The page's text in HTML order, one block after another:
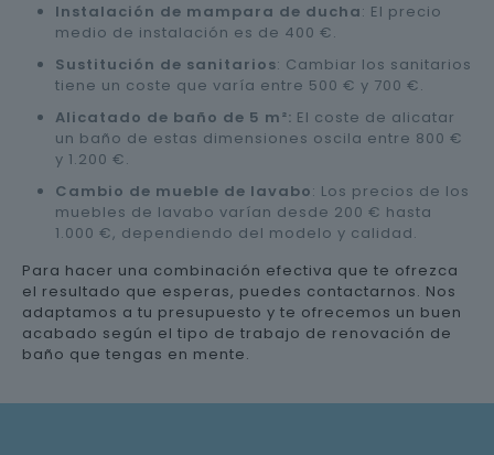
Instalación de mampara de ducha: El precio
medio de instalación es de 400 €.
Sustitución de sanitarios: Cambiar los sanitarios
tiene un coste que varía entre 500 € y 700 €.
Alicatado de baño de 5 m²: El coste de alicatar
un baño de estas dimensiones oscila entre 800 €
y 1.200 €.
Cambio de mueble de lavabo: Los precios de los
muebles de lavabo varían desde 200 € hasta
1.000 €, dependiendo del modelo y calidad.
Para hacer una combinación efectiva que te ofrezca
el resultado que esperas, puedes contactarnos. Nos
adaptamos a tu presupuesto y te ofrecemos un buen
acabado según el tipo de trabajo de renovación de
baño que tengas en mente.